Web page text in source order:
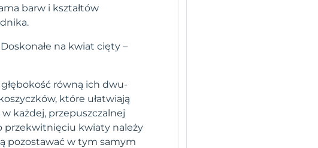
barw i kształtów
na kwiat cięty –
równą ich dwu-
które ułatwiają
każdej, przepuszczalnej
przekwitnięciu kwiaty należy
pozostawać w tym samym